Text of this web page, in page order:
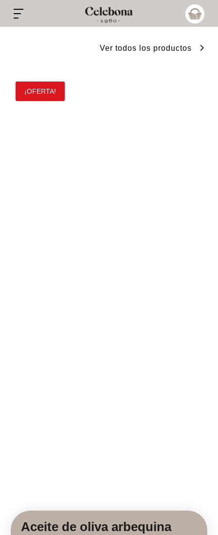
Ver todos los productos
¡OFERTA!
Aceite de oliva arbequina